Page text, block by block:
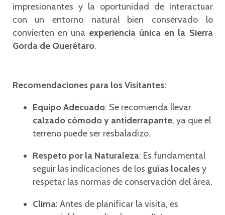
impresionantes y la oportunidad de interactuar
con un entorno natural bien conservado lo
convierten en una experiencia única en la Sierra
Gorda de Querétaro.
Recomendaciones para los Visitantes:
Equipo Adecuado: Se recomienda llevar
calzado cómodo y antiderrapante, ya que el
terreno puede ser resbaladizo.
Respeto por la Naturaleza: Es fundamental
seguir las indicaciones de los guías localesy
respetar las normas de conservación del área.
Clima: Antes de planificar la visita, es